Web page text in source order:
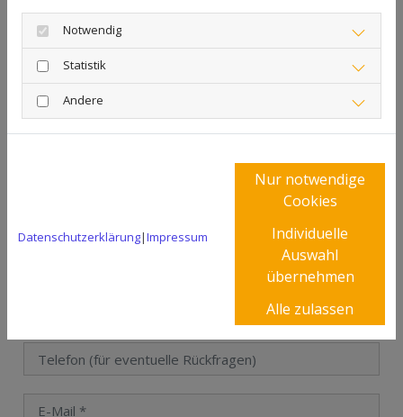
Google Maps
inaktiv
Wenn Sie dieses Modul sehen
möchten, passen Sie bitte Ihre
entsprechend an.
Notwendig
Statistik
Andere
Datenschutzerklärung|Impressum
Nur notwendige
Cookies
Individuelle
Auswahl
übernehmen
Alle zulassen